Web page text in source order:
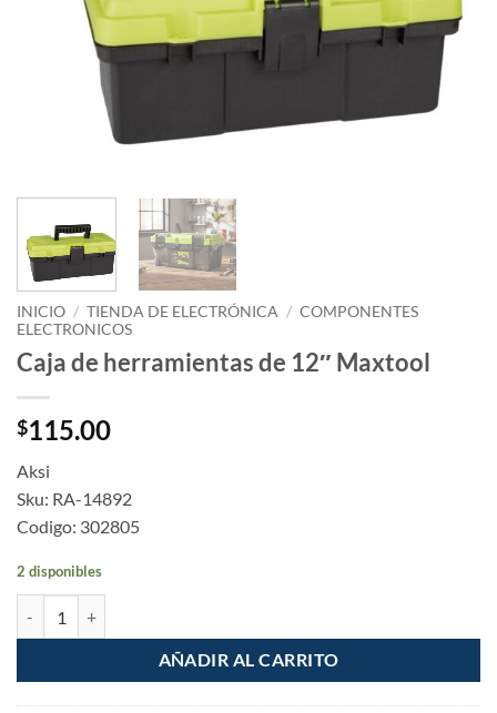
INICIO / TIENDA DE ELECTRÓNICA / COMPONENTES
ELECTRONICOS
Caja de herramientas de 12″ Maxtool
$115.00
Aksi
Sku: RA-14892
Codigo: 302805
2 disponibles
AÑADIR AL CARRITO